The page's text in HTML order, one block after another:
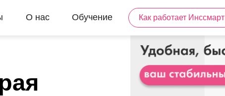
Как работает Инссмарт
О нас Обучение